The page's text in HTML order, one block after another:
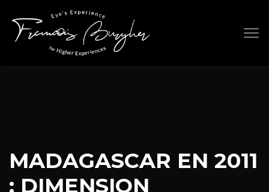
content
MADAGASCAR EN 2011
: DIMENSION